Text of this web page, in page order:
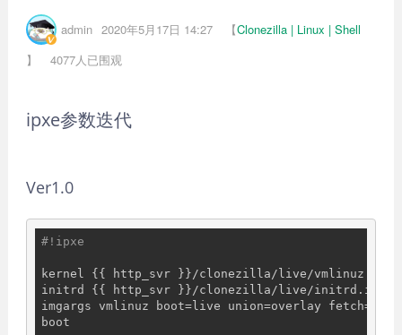
admin 2020年5月17日 14:27 【Clonezilla | Linux | Shell
】
4077人已围观
ipxe参数迭代
Ver1.0
#!ipxe
kernel {{ http_svr }}/clonezilla/live/vmlinuz
initrd {{ http_svr }}/clonezilla/live/initrd.img
imgargs vmlinuz boot=live union=overlay fetch={{